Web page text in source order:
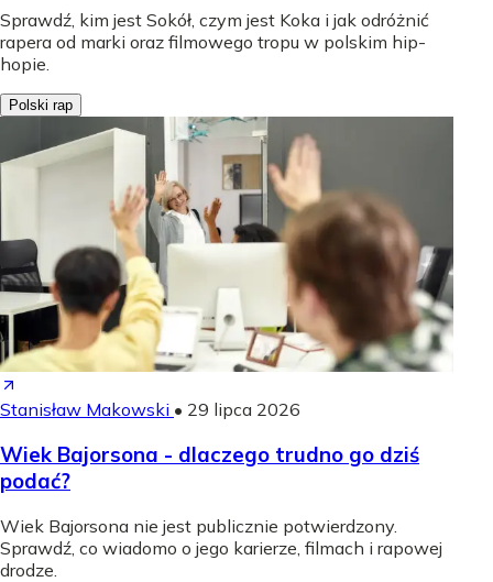
Sprawdź, kim jest Sokół, czym jest Koka i jak odróżnić
rapera od marki oraz filmowego tropu w polskim hip-
hopie.
Polski rap
Stanisław Makowski • 29 lipca 2026
Wiek Bajorsona - dlaczego trudno go dziś
podać?
Wiek Bajorsona nie jest publicznie potwierdzony.
Sprawdź, co wiadomo o jego karierze, filmach i rapowej
drodze.